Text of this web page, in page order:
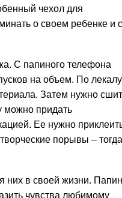
чехол для
о своем ребенке и с
С папиного телефона
на объем. По лекалу
Затем нужно
можно придать
Ее нужно
порывы – тогда
них в своей жизни. Папин
чувства любимому